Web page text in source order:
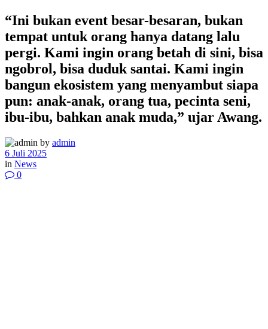
“Ini bukan event besar-besaran, bukan
tempat untuk orang hanya datang lalu
pergi. Kami ingin orang betah di sini, bisa
ngobrol, bisa duduk santai. Kami ingin
bangun ekosistem yang menyambut siapa
pun: anak-anak, orang tua, pecinta seni,
ibu-ibu, bahkan anak muda,” ujar Awang.
by admin
6 Juli 2025
in News
0